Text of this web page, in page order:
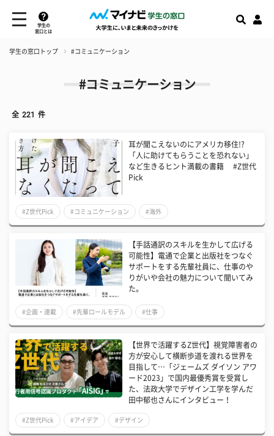
学生の
窓口とは
学生の窓口トップ #コミュニケーション
#コミュニケーション
全 221 件
耳が聞こえないのにアメリカ移住!?
「人に助けてもらうことを恐れない」
など生きるヒント満載の書籍 #Z世代
Pick
#Z世代Pick #コミュニケーション #海外
【手話通訳のスキルを生かして広げる
可能性】電通で企業と出版社をつなぐ
サポートをする先輩社員に、仕事のや
りがいや会社の魅力について聞いてみ
た。
#企画・連載 #先輩ロールモデル #仕事
【世界で活躍するZ世代】視覚障害者の
方が安心して横断歩道を渡れる世界を
目指して…「ジェームズ ダイソン アワ
ード2023」で国内最優秀賞を受賞し
た、法政大学でデザイン工学を学んだ
田中郁也さんにインタビュー！
#Z世代Pick #アイデア #デザイン